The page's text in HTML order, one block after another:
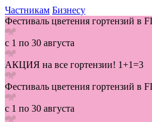
Частникам Бизнесу
Фестиваль цветения гортензий в
с 1 по 30 августа
АКЦИЯ на все гортензии! 1+1=3
Фестиваль цветения гортензий в
с 1 по 30 августа